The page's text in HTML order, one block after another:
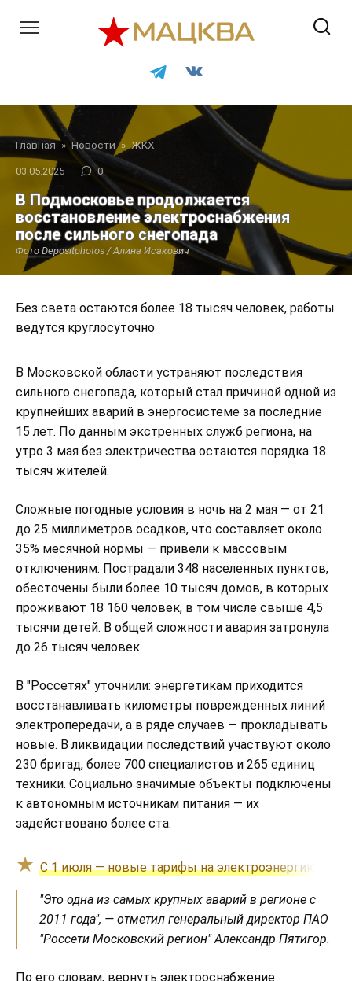
Главная » Новости » ЖКХ
03.05.2025 0
В Подмосковье продолжается
восстановление электроснабжения
после сильного снегопада
Фото Depositphotos / Алина Исакович
Без света остаются более 18 тысяч человек, работы
ведутся круглосуточно
В Московской области устраняют последствия
сильного снегопада, который стал причиной одной из
крупнейших аварий в энергосистеме за последние
15 лет. По данным экстренных служб региона, на
утро 3 мая без электричества остаются порядка 18
тысяч жителей.
Сложные погодные условия в ночь на 2 мая — от 21
до 25 миллиметров осадков, что составляет около
35% месячной нормы — привели к массовым
отключениям. Пострадали 348 населенных пунктов,
обесточены были более 10 тысяч домов, в которых
проживают 18 160 человек, в том числе свыше 4,5
тысячи детей. В общей сложности авария затронула
до 26 тысяч человек.
В "Россетях" уточнили: энергетикам приходится
восстанавливать километры поврежденных линий
электропередачи, а в ряде случаев — прокладывать
новые. В ликвидации последствий участвуют около
230 бригад, более 700 специалистов и 265 единиц
техники. Социально значимые объекты подключены
к автономным источникам питания — их
задействовано более ста.
С 1 июля — новые тарифы на электроэнергию. Рост
"Это одна из самых крупных аварий в регионе с
2011 года", — отметил генеральный директор ПАО
"Россети Московский регион" Александр Пятигор.
По его словам, вернуть электроснабжение